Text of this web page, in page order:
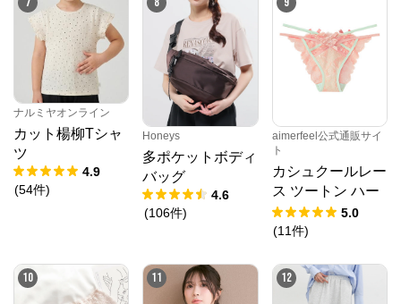
ナルミヤオンライン
カット楊柳Tシャ
ツ
4.9
(54件)
Honeys
多ポケットボディ
バッグ
4.6
(106件)
aimerfeel公式通販サイ
ト
カシュクールレー
ス ツートン ハー
フバックショーツ
5.0
(11件)
10 11 12
PMbox ピーアンドエム公式オンラインストア
公式ECサイト
PMbox ピーアンドエム公式オンラインストア
からのコメント